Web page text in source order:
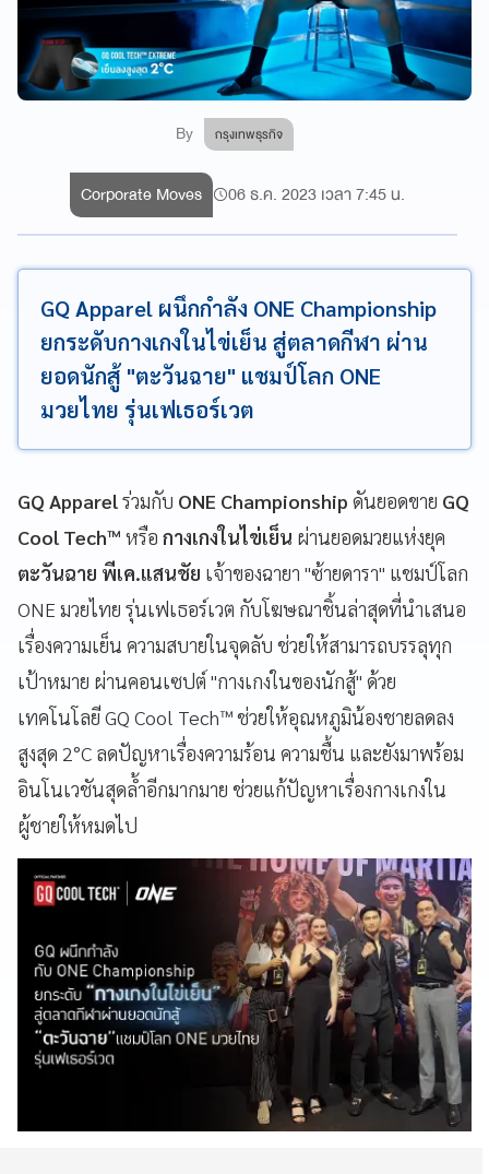
By กรุงเทพธุรกิจ
Corporate Moves 06 ธ.ค. 2023 เวลา 7:45 น.
GQ Apparel ผนึกกำลัง ONE Championship
ยกระดับกางเกงในไข่เย็น สู่ตลาดกีฬา ผ่าน
ยอดนักสู้ "ตะวันฉาย" แชมป์โลก ONE
มวยไทย รุ่นเฟเธอร์เวต
GQ Apparelร่วมกับ ONE Championship ดันยอดขาย GQ
Cool Tech™ หรือ กางเกงในไข่เย็น ผ่านยอดมวยแห่งยุค
ตะวันฉาย พีเค.แสนชัย เจ้าของฉายา "ซ้ายดารา" แชมป์โลก
ONE มวยไทย รุ่นเฟเธอร์เวต กับโฆษณาชิ้นล่าสุดที่นำเสนอ
เรื่องความเย็น ความสบายในจุดลับ ช่วยให้สามารถบรรลุทุก
เป้าหมาย ผ่านคอนเซปต์ "กางเกงในของนักสู้" ด้วย
เทคโนโลยี GQ Cool Tech™ ช่วยให้อุณหภูมิน้องชายลดลง
สูงสุด 2°C ลดปัญหาเรื่องความร้อน ความชื้น และยังมาพร้อม
อินโนเวชันสุดล้ำอีกมากมาย ช่วยแก้ปัญหาเรื่องกางเกงใน
ผู้ชายให้หมดไป